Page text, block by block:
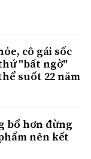
cô gái sốc
"bất ngờ"
suốt 22 năm
bổ hơn đừng
nên kết